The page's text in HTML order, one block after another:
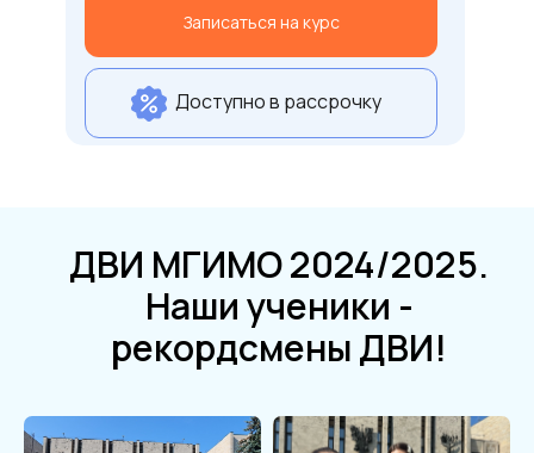
Записаться на курс
Доступно в рассрочку
ДВИ МГИМО 2024/2025.
Наши ученики -
рекордсмены ДВИ!